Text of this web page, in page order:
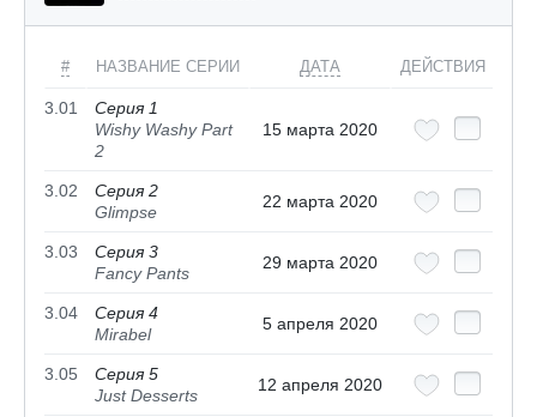
# НАЗВАНИЕ СЕРИИ ДАТА ДЕЙСТВИЯ
3.01
Серия 1
Wishy Washy Part
2
15 марта 2020
3.02
Серия 2
Glimpse
22 марта 2020
3.03
Серия 3
Fancy Pants
29 марта 2020
3.04
Серия 4
Mirabel
5 апреля 2020
3.05
Серия 5
Just Desserts
12 апреля 2020